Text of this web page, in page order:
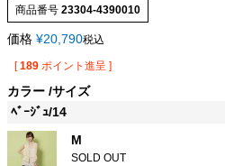
商品番号 23304-4390010
価格 ¥20,790税込
[ 189 ポイント進呈 ]
カラー サイズ
ﾍﾞｰｼﾞｭ/14
M
SOLD OUT